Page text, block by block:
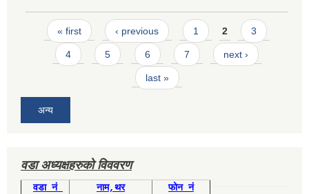
Pages
« first ‹ previous 1 2 3
4 5 6 7 next ›
last »
अन्य
वडा अध्यक्षहरुको विववरण
वडा नं नाम,थर फोन नं